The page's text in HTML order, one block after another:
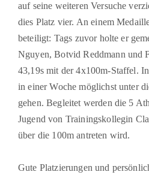
auf seine weiteren Versuche
dies Platz vier. An einem
beteiligt: Tags zuvor holte er
Nguyen, Botvid Reddmann und
43,19s mit der 4x100m-Staffel.
in einer Woche möglichst unter
gehen. Begleitet werden die 5
Jugend von Trainingskollegin
über die 100m antreten wird.
Gute Platzierungen und